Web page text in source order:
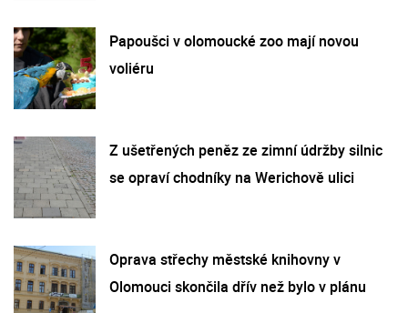
Papoušci v olomoucké zoo mají novou
voliéru
Z ušetřených peněz ze zimní údržby silnic
se opraví chodníky na Werichově ulici
Oprava střechy městské knihovny v
Olomouci skončila dřív než bylo v plánu